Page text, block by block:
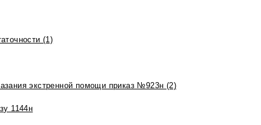
(1)
экстренной помощи приказ №923н (2)
1144н